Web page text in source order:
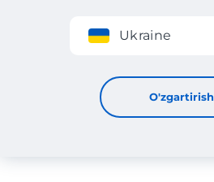
Ukraine
O'zgartirish
Charlotte Tilbury